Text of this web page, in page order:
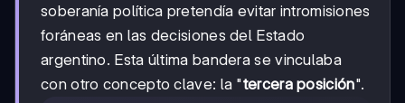
soberanía política pretendía evitar intromisiones
foráneas en las decisiones del Estado
argentino. Esta última bandera se vinculaba
con otro concepto clave: la "tercera posición".